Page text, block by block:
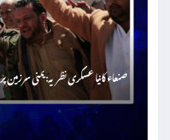
صنعاء کا نیا عسکری نظریہ: یمنی